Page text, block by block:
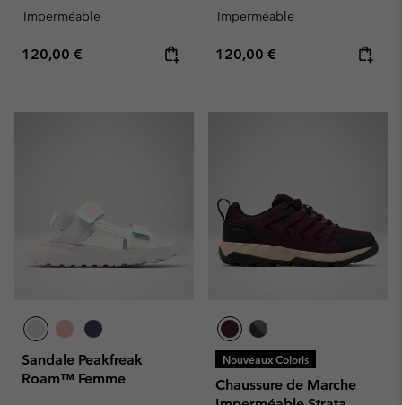
Imperméable
Regular price:
120,00 €
Imperméable
Regular price:
120,00 €
Sandale Peakfreak
Roam™ Femme
Nouveaux Coloris
Chaussure de Marche